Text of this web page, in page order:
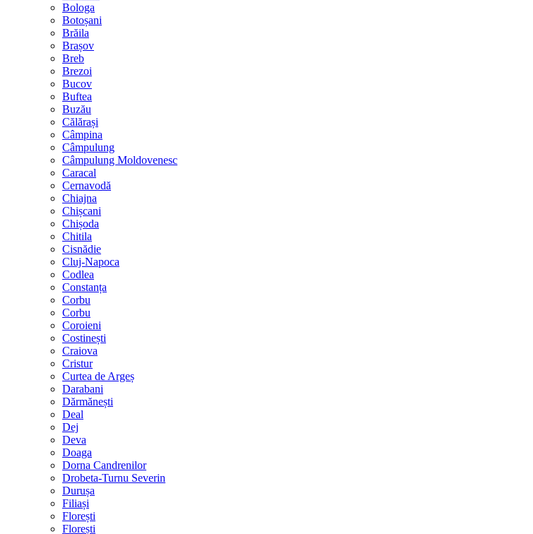
Bologa
Botoșani
Brăila
Brașov
Breb
Brezoi
Bucov
Buftea
Buzău
Călărași
Câmpina
Câmpulung
Câmpulung Moldovenesc
Caracal
Cernavodă
Chiajna
Chișcani
Chișoda
Chitila
Cisnădie
Cluj-Napoca
Codlea
Constanța
Corbu
Corbu
Coroieni
Costinești
Craiova
Cristur
Curtea de Argeș
Darabani
Dărmănești
Deal
Dej
Deva
Doaga
Dorna Candrenilor
Drobeta-Turnu Severin
Durușa
Filiași
Florești
Florești